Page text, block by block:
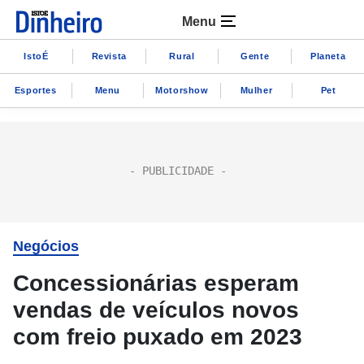
Menu
IstoÉ Revista Rural Gente Planeta
Esportes Menu Motorshow Mulher Pet
Negócios
Concessionárias esperam
vendas de veículos novos
com freio puxado em 2023